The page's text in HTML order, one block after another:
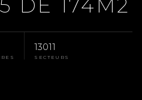
DE 174M2
13011
SECTEURS